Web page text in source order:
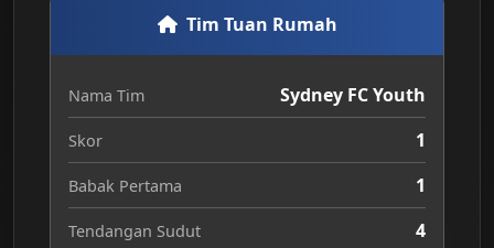
Tim Tuan Rumah
Nama Tim Sydney FC Youth
Skor 1
Babak Pertama 1
Tendangan Sudut 4